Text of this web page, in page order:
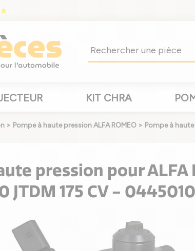
KIT CHRA
> Pompe à haute pression ALFA ROMEO > Pompe à
pression pour ALFA
JTDM 175 CV -